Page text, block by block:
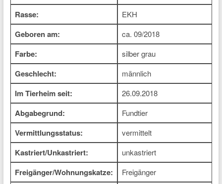
Rasse: EKH
Geboren am: ca. 09/2018
Farbe: silber grau
Geschlecht: männlich
Im Tierheim seit: 26.09.2018
Abgabegrund: Fundtier
Vermittlungsstatus: vermittelt
Kastriert/Unkastriert: unkastriert
Freigänger/Wohnungskatze: Freigänger